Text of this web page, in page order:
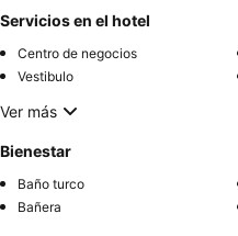
Servicios en el hotel
Centro de negocios
Vestibulo
Ver más
Bienestar
Baño turco
Bañera